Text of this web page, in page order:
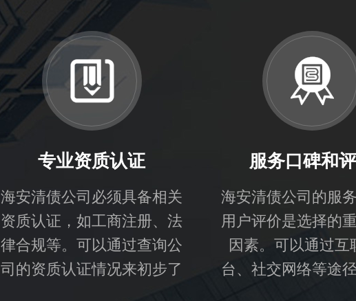
专业资质认证
海安清债公司必须具备相关
资质认证，如工商注册、法
律合规等。可以通过查询公
司的资质认证情况来初步了
服务口碑和
海安清债公司的服
用户评价是选择的
因素。可以通过互
台、社交网络等途